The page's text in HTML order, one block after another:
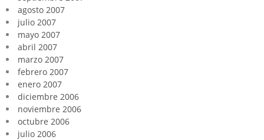
agosto 2007
julio 2007
mayo 2007
abril 2007
marzo 2007
febrero 2007
enero 2007
diciembre 2006
noviembre 2006
octubre 2006
julio 2006